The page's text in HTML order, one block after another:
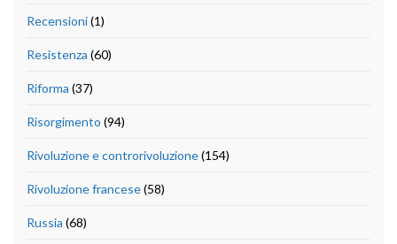
Recensioni(1)
Resistenza (60)
Riforma (37)
Risorgimento (94)
Rivoluzione e controrivoluzione(154)
Rivoluzione francese(58)
Russia (68)